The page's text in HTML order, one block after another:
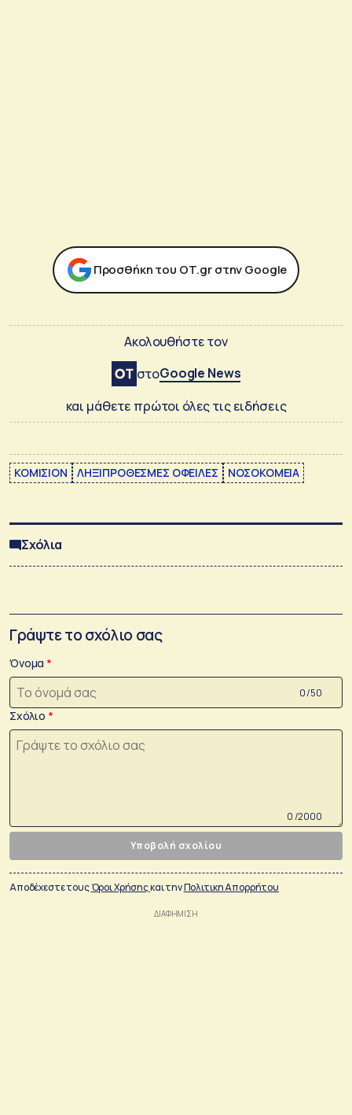
Προσθήκη του ΟΤ.gr στην Google
Ακολουθήστε τον
στοGoogle News
και μάθετε πρώτοι όλες τις ειδήσεις
ΚΟΜΙΣΙΟΝ ΛΗΞΙΠΡΟΘΕΣΜΕΣ ΟΦΕΙΛΕΣ ΝΟΣΟΚΟΜΕΙΑ
Σχόλια
Γράψτε το σχόλιο σας
Όνομα
0 /50
Σχόλιο
0 /2000
Υποβολή σχολίου
Αποδέχεστε τουςΌροι Χρήσηςκαι τηνΠολιτικη Απορρήτου